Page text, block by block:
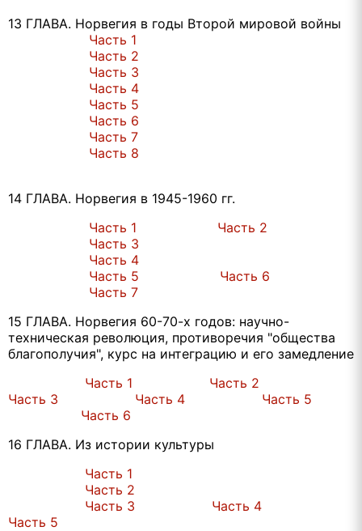
13 ГЛАВА. Норвегия в годы Второй мировой войны
Часть 1
Часть 2
Часть 3
Часть 4
Часть 5
Часть 6
Часть 7
Часть 8
14 ГЛАВА. Норвегия в 1945-1960 гг.
Часть 1
Часть 2
Часть 3
Часть 4
Часть 5
Часть 6
Часть 7
15 ГЛАВА. Норвегия 60-70-х годов: научно-
техническая революция, противоречия "общества
благополучия", курс на интеграцию и его замедление
Часть 1
Часть 2
Часть 3
Часть 4
Часть 5
Часть 6
16 ГЛАВА. Из истории культуры
Часть 1
Часть 2
Часть 3
Часть 4
Часть 5